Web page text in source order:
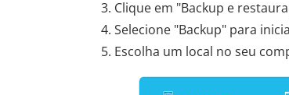
Clique em "Backup e
Selecione "Backup" para
Escolha um local no seu